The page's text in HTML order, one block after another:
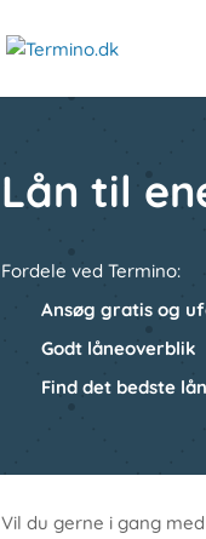
Lån til
Fordele ved Termino:
Ansøg gratis og
Godt låneoverblik
Find det bedste lån
Vil du gerne i gang